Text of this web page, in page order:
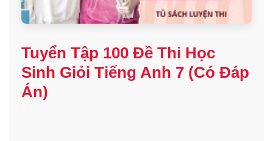
Tuyển Tập 100 Đề Thi Học
Sinh Giỏi Tiếng Anh 7 (Có Đáp
Án)